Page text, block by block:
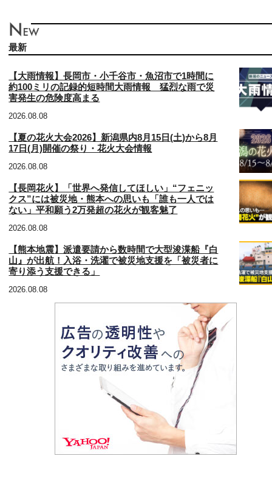
最新
【大雨情報】長岡市・小千谷市・魚沼市で1時間に
約100ミリの記録的短時間大雨情報 猛烈な雨で災
害発生の危険度高まる
2026.08.08
【夏の花火大会2026】新潟県内8月15日(土)から8月
17日(月)開催の祭り・花火大会情報
2026.08.08
【長岡花火】「世界へ発信してほしい」“フェニッ
クス”には被災地・熊本への思いも「誰も一人では
ない」平和願う2万発超の花火が観客魅了
2026.08.08
【熊本地震】派遣要請から数時間で大型浚渫船『白
山』が出航！入浴・洗濯で被災地支援を「被災者に
寄り添う支援できる」
2026.08.08